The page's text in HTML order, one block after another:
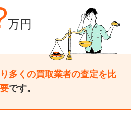
万円
多くの買取業者の査定を比
です。